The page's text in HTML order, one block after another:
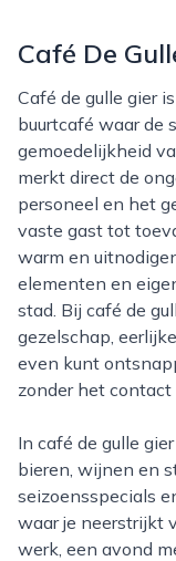
Café De
Café de gulle gier is een karakteristiek rotterdams
buurtcafé waar de
gemoedelijkheid
merkt direct de
personeel en het
vaste gast tot
warm en
elementen en
stad. Bij café de
gezelschap,
even kunt
zonder het
In café de gulle gier vind je een uitgebreid assortiment
bieren, wijnen en
seizoensspecials
waar je neerstrijkt
werk, een avond